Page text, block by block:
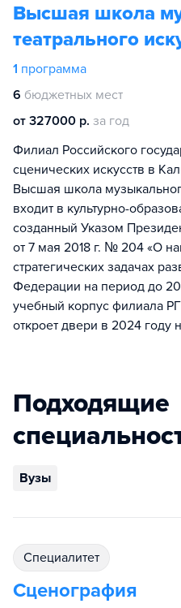
Высшая школа
театрального
1 программа
6 бюджетных мест
от 327000 р. за год
Филиал Российского
сценических искусств в
Высшая школа
входит в культурно-
созданный Указом
от 7 мая 2018 г. № 204 «О
стратегических задачах
Федерации на период до
учебный корпус филиала
откроет двери в 2024 году
Подходящие
Вузы
специалитет
Сценография